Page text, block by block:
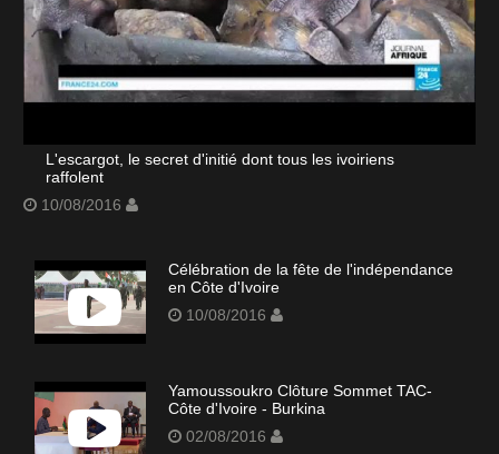
L'escargot, le secret d'initié dont tous les ivoiriens
raffolent
10/08/2016
Célébration de la fête de l'indépendance
en Côte d'Ivoire
10/08/2016
Yamoussoukro Clôture Sommet TAC-
Côte d'Ivoire - Burkina
02/08/2016